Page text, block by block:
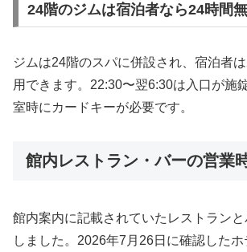
24階のジムは宿泊者なら24時間
ジムは24階のスパに併設され、宿泊者
用できます。22:30〜翌6:30は入口が施
室時にカードキーが必要です。
館内レストラン・バーの営業
館内案内に記載されていたレストラン
しました。2026年7月26日に確認した